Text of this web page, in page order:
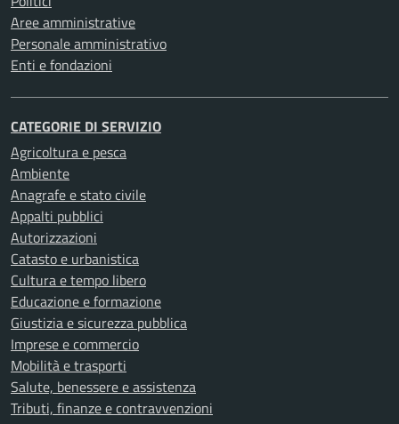
Aree amministrative
Personale amministrativo
Enti e fondazioni
CATEGORIE DI SERVIZIO
Agricoltura e pesca
Ambiente
Anagrafe e stato civile
Appalti pubblici
Autorizzazioni
Catasto e urbanistica
Cultura e tempo libero
Educazione e formazione
Giustizia e sicurezza pubblica
Imprese e commercio
Mobilità e trasporti
Salute, benessere e assistenza
Tributi, finanze e contravvenzioni